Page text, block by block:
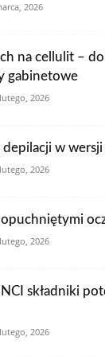
2026
na cellulit –
gabinetowe
2026
w
2026
opuchniętymi
2026
składniki
2026